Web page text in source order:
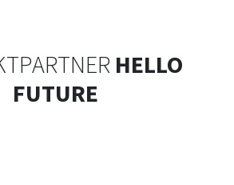
HELLO
FUTURE